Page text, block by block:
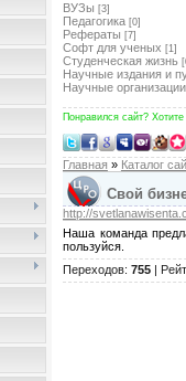
ВУЗы [3]
Педагогика [0]
Рефераты [7]
Софт для ученых [1]
Студенческая жизнь
Научные издания и
Научные организации
Понравился сайт?
Главная » Каталог
Свой
http://
Наша команда
пользуйся.
Переходов: 755|